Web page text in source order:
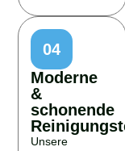
04
Moderne
&
schonende
Unsere